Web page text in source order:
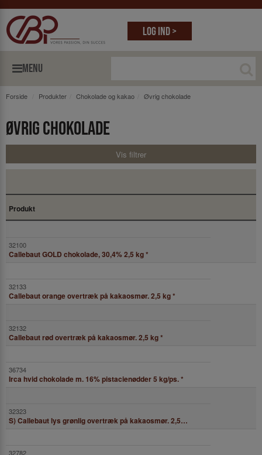
Log ind >
MENU
Forside Produkter Chokolade og kakao Øvrig chokolade
Øvrig chokolade
Vis filtrer
Produkt
Callebaut GOLD chokolade, 30,4% 2,5 kg*
Callebaut orange overtræk på kakaosmør. 2,5 kg*
Callebaut rød overtræk på kakaosmør. 2,5 kg*
Irca hvid chokolade m. 16% pistacienødder 5 kg/ps.*
S) Callebaut lys grønlig overtræk på kakaosmør. 2,5kg